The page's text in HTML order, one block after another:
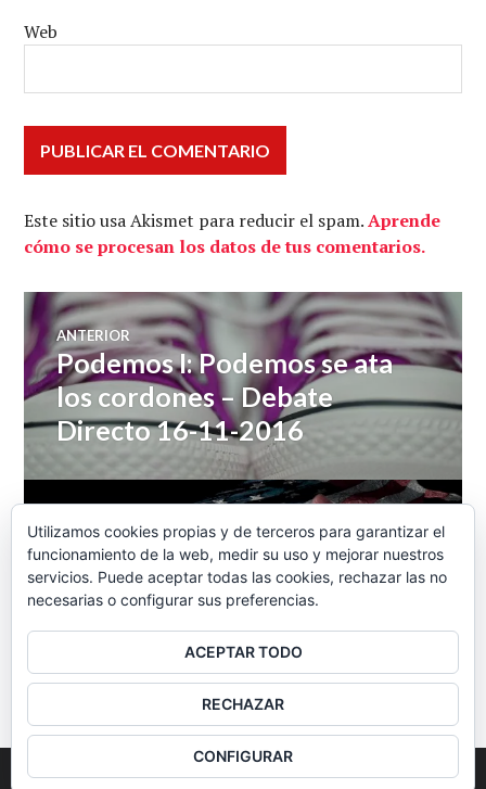
Web
Este sitio usa Akismet para reducir el spam.Aprende
cómo se procesan los datos de tus comentarios.
Navegación
de
entradas
ANTERIOR
Entrada
anterior:
Podemos I: Podemos se ata
los cordones – Debate
Directo 16-11-2016
SIGUIENTE
Entrada
siguiente:
Ultraconservadores al poder
– Debate Directo 17-11-2016
BARRA
LATERAL
2026 Colectivo Burbuja
Utilizamos cookies propias y de terceros para garantizar el
funcionamiento de la web, medir su uso y mejorar nuestros
servicios. Puede aceptar todas las cookies, rechazar las no
necesarias o configurar sus preferencias.
ACEPTAR TODO
RECHAZAR
CONFIGURAR